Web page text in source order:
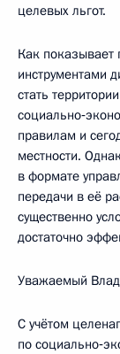
целевых льгот.
Как показывает
инструментами
стать
правилам и
местности.
в формате
передачи в её
существенно
достаточно
Уважаемый
С учётом
по